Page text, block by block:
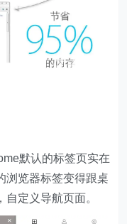
默认的标签页实在
浏览器标签变得跟桌
定义导航页面。